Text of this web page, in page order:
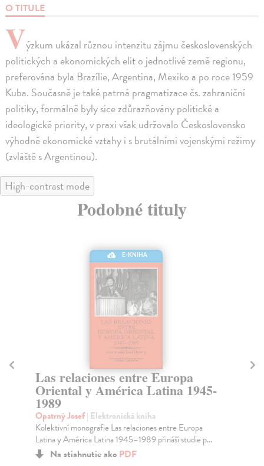
O TITULE
Výzkum ukázal různou intenzitu zájmu československých
politických a ekonomických elit o jednotlivé země regionu,
preferována byla Brazílie, Argentina, Mexiko a po roce 1959
Kuba. Současně je také patrná pragmatizace čs. zahraniční
politiky, formálně byly sice zdůrazňovány politické a
ideologické priority, v praxi však udržovalo Československo
výhodně ekonomické vztahy i s brutálními vojenskými režimy
(zvláště s Argentinou).
High-contrast mode
Podobné tituly
E-KNIHA
Las relaciones checo-argentinas
Opatrný Josef| Elektronická kniha
Sedmatřicátý svazek Supplement Ibero-Americana
Pragensia obsahuje příspěvky českých a argentinských
...
Na stiahnutie akoPDF